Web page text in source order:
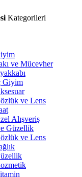
Kategorileri
ve Mücevher
Giyim
ve Lens
Alışveriş
Güzellik
ve Lens